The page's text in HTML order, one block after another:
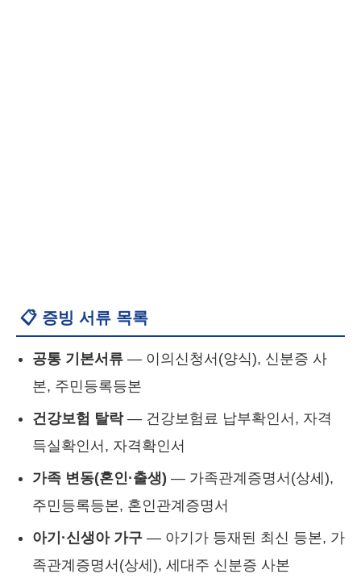
📋 증빙 서류 목록
공통 기본서류 — 이의신청서(양식), 신분증 사
본, 주민등록등본
건강보험 탈락— 건강보험료 납부확인서, 자격
득실확인서, 자격확인서
가족 변동(혼인·출생) — 가족관계증명서(상세),
주민등록등본, 혼인관계증명서
아기·신생아 가구 — 아기가 등재된 최신 등본, 가
족관계증명서(상세), 세대주 신분증 사본